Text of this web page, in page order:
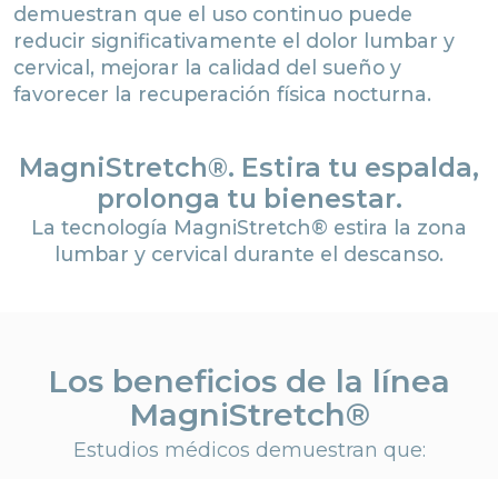
demuestran que el uso continuo puede
reducir significativamente el dolor lumbar y
cervical, mejorar la calidad del sueño y
favorecer la recuperación física nocturna.
MagniStretch®. Estira tu espalda,
prolonga tu bienestar.
La tecnología MagniStretch® estira la zona
lumbar y cervical durante el descanso.
Los beneficios de la línea
MagniStretch®
Estudios médicos demuestran que: